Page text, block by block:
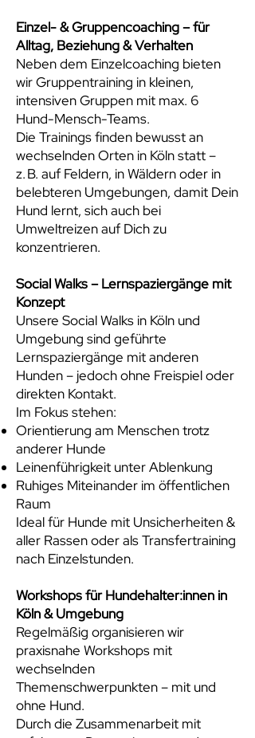
Einzel- & Gruppencoaching – für
Alltag, Beziehung & Verhalten
Neben dem Einzelcoaching bieten
wir Gruppentraining in kleinen,
intensiven Gruppen mit max. 6
Hund-Mensch-Teams.
Die Trainings finden bewusst an
wechselnden Orten in Köln statt –
z. B. auf Feldern, in Wäldern oder in
belebteren Umgebungen, damit Dein
Hund lernt, sich auch bei
Umweltreizen auf Dich zu
konzentrieren.
Social Walks – Lernspaziergänge mit
Konzept
Unsere Social Walks in Köln und
Umgebung sind geführte
Lernspaziergänge mit anderen
Hunden – jedoch ohne Freispiel oder
direkten Kontakt.
Im Fokus stehen:
Orientierung am Menschen trotz
anderer Hunde
Leinenführigkeit unter Ablenkung
Ruhiges Miteinander im öffentlichen
Raum
Ideal für Hunde mit Unsicherheiten &
aller Rassen oder als Transfertraining
nach Einzelstunden.
Workshops für Hundehalter:innen in
Köln & Umgebung
Regelmäßig organisieren wir
praxisnahe Workshops mit
wechselnden
Themenschwerpunkten – mit und
ohne Hund.
Durch die Zusammenarbeit mit